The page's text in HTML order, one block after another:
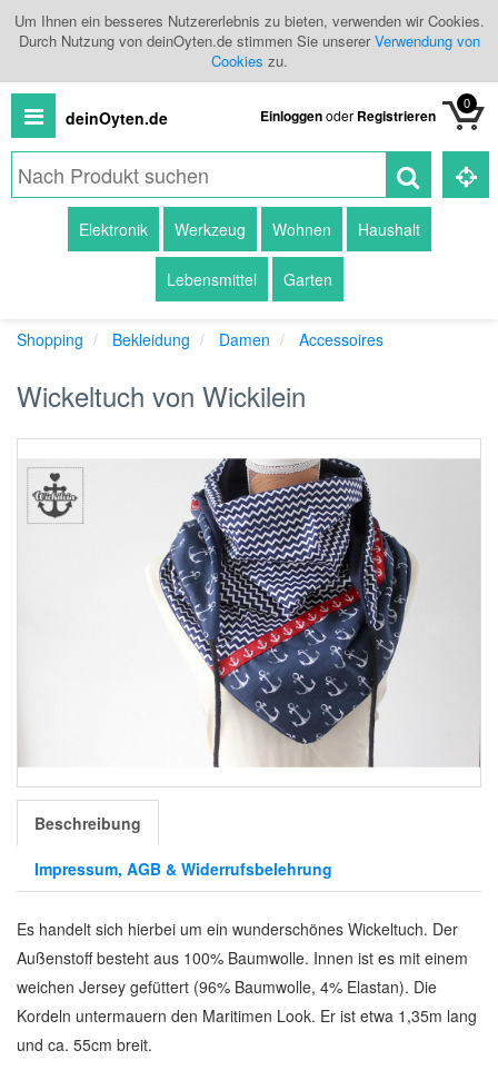
Um Ihnen ein besseres Nutzererlebnis zu bieten, verwenden wir Cookies.
Durch Nutzung von deinOyten.de stimmen Sie unsererVerwendung von
Cookies zu.
deinOyten.de Einloggenoder Registrieren
0
Produkte
Händlerübersicht
Branchenbuch
Elektronik Werkzeug Wohnen Haushalt
Lebensmittel Garten
Shopping Bekleidung Damen Accessoires
Wickeltuch von Wickilein
Beschreibung
Impressum, AGB & Widerrufsbelehrung
Es handelt sich hierbei um ein wunderschönes Wickeltuch. Der
Außenstoff besteht aus 100% Baumwolle. Innen ist es mit einem
weichen Jersey gefüttert (96% Baumwolle, 4% Elastan). Die
Kordeln untermauern den Maritimen Look. Er ist etwa 1,35m lang
und ca. 55cm breit.